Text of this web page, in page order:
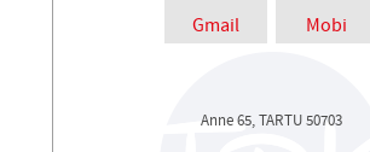
Gmail Mobi
Anne 65, TARTU 50703